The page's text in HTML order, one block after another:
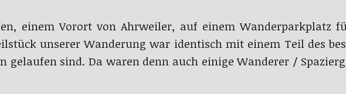
einem Vorort von Ahrweiler, auf einem Wanderparkplatz
unserer Wanderung war identisch mit einem Teil des
gelaufen sind. Da waren denn auch einige Wanderer /